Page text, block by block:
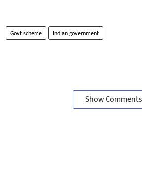
Govt scheme Indian government
Show Comments